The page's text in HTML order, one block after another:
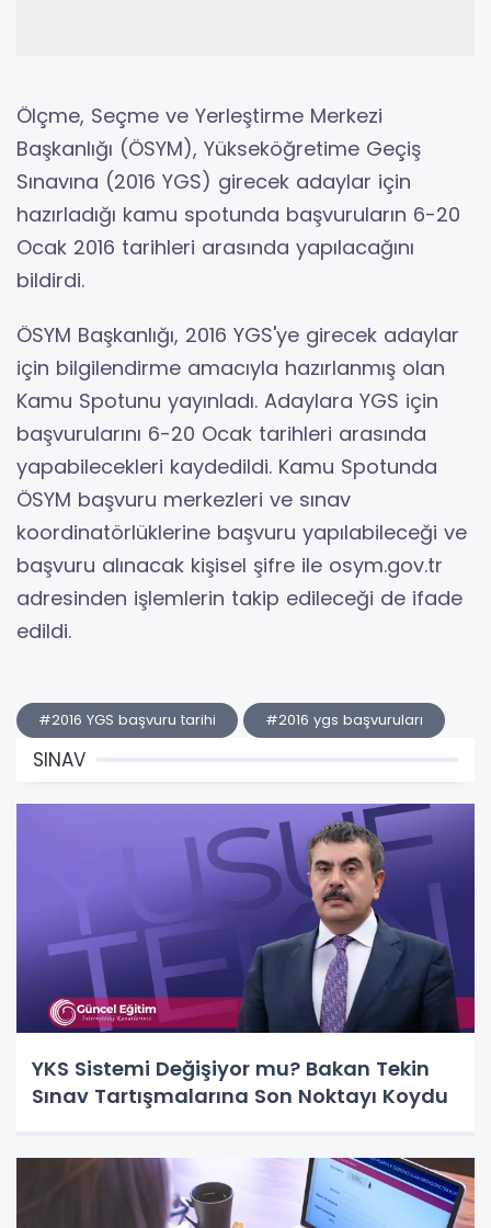
Ölçme, Seçme ve Yerleştirme Merkezi
Başkanlığı (ÖSYM), Yükseköğretime Geçiş
Sınavına (2016 YGS) girecek adaylar için
hazırladığı kamu spotunda başvuruların 6-20
Ocak 2016 tarihleri arasında yapılacağını
bildirdi.
ÖSYM Başkanlığı, 2016 YGS'ye girecek adaylar
için bilgilendirme amacıyla hazırlanmış olan
Kamu Spotunu yayınladı. Adaylara YGS için
başvurularını 6-20 Ocak tarihleri arasında
yapabilecekleri kaydedildi. Kamu Spotunda
ÖSYM başvuru merkezleri ve sınav
koordinatörlüklerine başvuru yapılabileceği ve
başvuru alınacak kişisel şifre ile osym.gov.tr
adresinden işlemlerin takip edileceği de ifade
edildi.
#2016 YGS başvuru tarihi #2016 ygs başvuruları
SINAV
YKS Sistemi Değişiyor mu? Bakan Tekin
Sınav Tartışmalarına Son Noktayı Koydu